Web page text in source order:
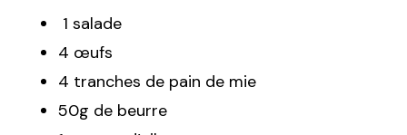
1 salade
4 œufs
4 tranches de pain de mie
50g de beurre